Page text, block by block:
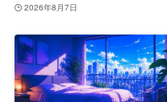
2026年8月7日